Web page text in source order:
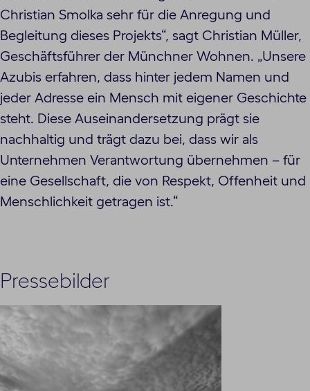
Christian Smolka sehr für die Anregung und
Begleitung dieses Projekts“, sagt Christian Müller,
Geschäftsführer der Münchner Wohnen. „Unsere
Azubis erfahren, dass hinter jedem Namen und
jeder Adresse ein Mensch mit eigener Geschichte
steht. Diese Auseinandersetzung prägt sie
nachhaltig und trägt dazu bei, dass wir als
Unternehmen Verantwortung übernehmen – für
eine Gesellschaft, die von Respekt, Offenheit und
Menschlichkeit getragen ist.“
Pressebilder